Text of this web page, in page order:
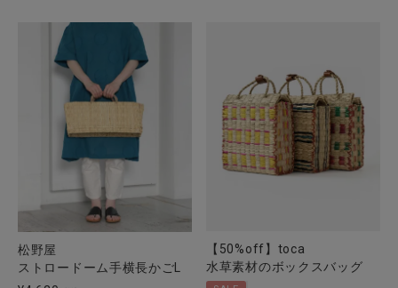
松野屋
ストロードーム手横長かごL
【50%off】toca
水草素材のボックスバッグ